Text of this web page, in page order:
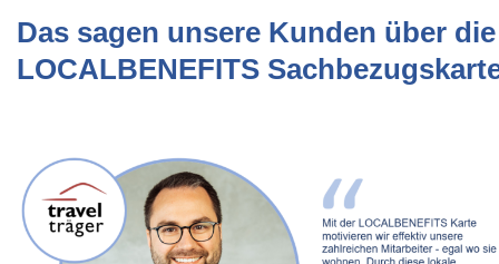
Das sagen unsere Kunden über die
LOCALBENEFITS